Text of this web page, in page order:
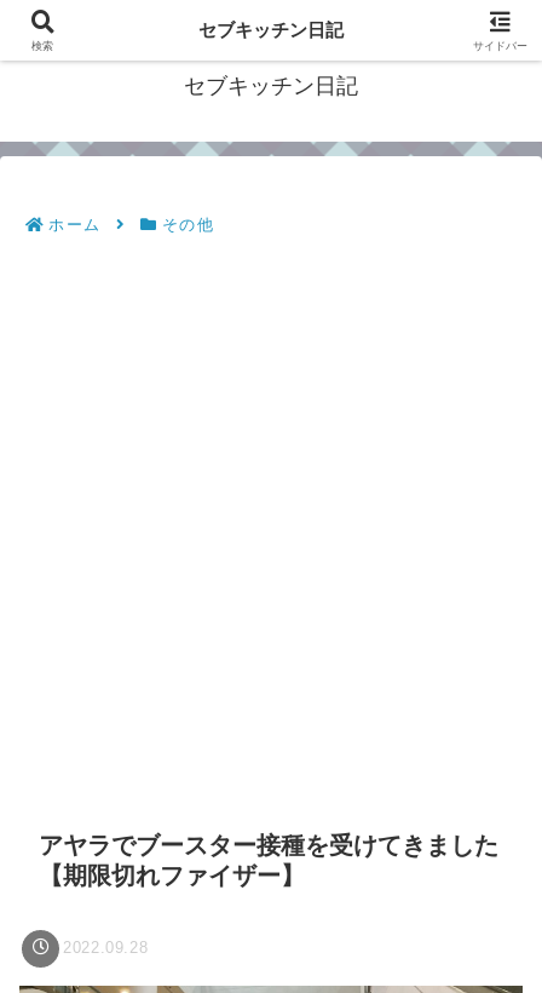
フィリピン・セブの移住情報やおすすめ食材・レシピを発信
セブキッチン日記
ホーム その他
アヤラでブースター接種を受けてきました
【期限切れファイザー】
2022.09.28
検索
セブキッチン日記
サイドバー